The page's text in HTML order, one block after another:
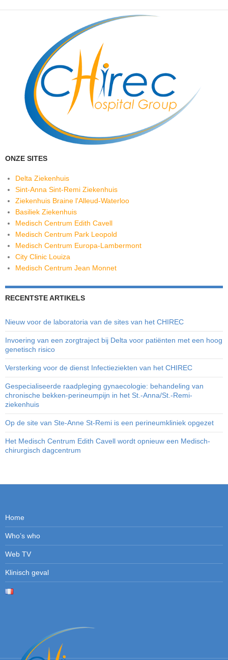
ONZE SITES
Delta Ziekenhuis
Sint-Anna Sint-Remi Ziekenhuis
Ziekenhuis Braine l'Alleud-Waterloo
Basiliek Ziekenhuis
Medisch Centrum Edith Cavell
Medisch Centrum Park Leopold
Medisch Centrum Europa-Lambermont
City Clinic Louiza
Medisch Centrum Jean Monnet
RECENTSTE ARTIKELS
Nieuw voor de laboratoria van de sites van het CHIREC
Invoering van een zorgtraject bij Delta voor patiënten met een hoog
genetisch risico
Versterking voor de dienst Infectieziekten van het CHIREC
Gespecialiseerde raadpleging gynaecologie: behandeling van
chronische bekken-perineumpijn in het St.-Anna/St.-Remi-
ziekenhuis
Op de site van Ste-Anne St-Remi is een perineumkliniek opgezet
Het Medisch Centrum Edith Cavell wordt opnieuw een Medisch-
chirurgisch dagcentrum
Home
Who’s who
Web TV
Klinisch geval